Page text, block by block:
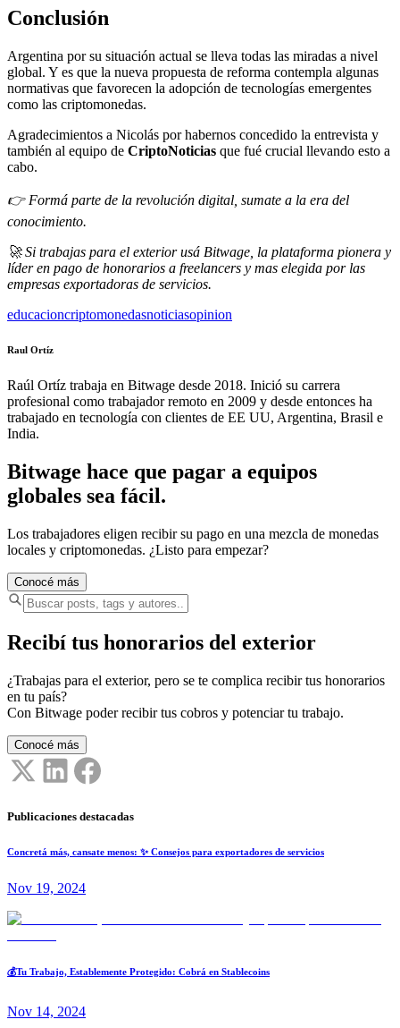
Conclusión
Argentina por su situación actual se lleva todas las miradas a nivel
global. Y es que la nueva propuesta de reforma contempla algunas
normativas que favorecen la adopción de tecnologías emergentes
como las criptomonedas.
Agradecimientos a Nicolás por habernos concedido la entrevista y
también al equipo de CriptoNoticias que fué crucial llevando esto a
cabo.
👉 Formá parte de la revolución digital, sumate a la era del
conocimiento.
🚀 Si trabajas para el exterior usá Bitwage, la plataforma pionera y
líder en pago de honorarios a freelancers y mas elegida por las
empresas exportadoras de servicios.
educacioncriptomonedasnoticiasopinion
Raul Ortíz
Raúl Ortíz trabaja en Bitwage desde 2018. Inició su carrera
profesional como trabajador remoto en 2009 y desde entonces ha
trabajado en tecnología con clientes de EE UU, Argentina, Brasil e
India.
Bitwage hace que pagar a equipos
globales sea fácil.
Los trabajadores eligen recibir su pago en una mezcla de monedas
locales y criptomonedas. ¿Listo para empezar?
Conocé más
Recibí tus honorarios del exterior
¿Trabajas para el exterior, pero se te complica recibir tus honorarios
en tu país?
Con Bitwage poder recibir tus cobros y potenciar tu trabajo.
Conocé más
Publicaciones destacadas
Concretá más, cansate menos: ✨ Consejos para exportadores de servicios
Nov 19, 2024
💰Tu Trabajo, Establemente Protegido: Cobrá en Stablecoins
Nov 14, 2024